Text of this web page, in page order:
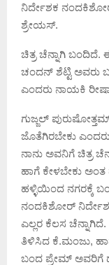
ನಿರ್ದೇಶಕ
ಶ್ರೇಯಸ್.
ಚಿತ್ರ ಚೆನ್ನಾಗಿ
ಚಂದನ್ ಶೆಟ್ಟಿ ಅವರು
ಎಂದರು ನಾಯಕಿ
ಗುಜ್ಜಲ್
ಜೊತೆಗಿರಬೇಕು
ನಾನು ಅವನಿಗೆ ಚಿತ್ರ
ಹಾಗೆ ಕೇಳಬೇಕು
ಹಳ್ಳಿಯಿಂದ ನಗರಕ್ಕೆ
ನಂದಕಿಶೋರ್
ಎಲ್ಲರ ಕೆಲಸ
ತಿಳಿಸಿದ ಕೆ.ಮಂಜು,
ಬಂದ ಪ್ರೇಮ್ ಅವರಿಗೆ